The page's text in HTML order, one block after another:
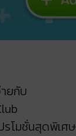
ยกับ
รโมชั่นสุดพิเศษ​